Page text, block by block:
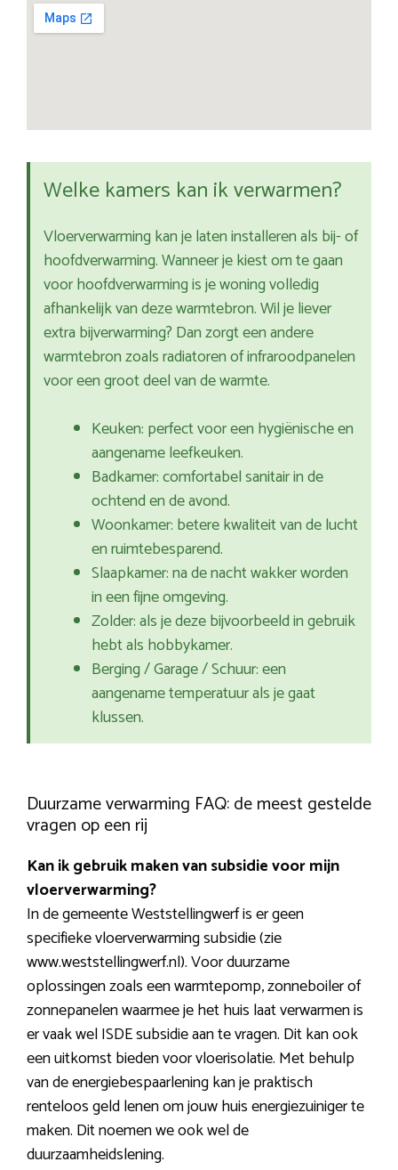
Welke kamers kan ik verwarmen?
Vloerverwarming kan je laten installeren als bij- of
hoofdverwarming. Wanneer je kiest om te gaan
voor hoofdverwarming is je woning volledig
afhankelijk van deze warmtebron. Wil je liever
extra bijverwarming? Dan zorgt een andere
warmtebron zoals radiatoren of infraroodpanelen
voor een groot deel van de warmte.
Keuken: perfect voor een hygiënische en
aangename leefkeuken.
Badkamer: comfortabel sanitair in de
ochtend en de avond.
Woonkamer: betere kwaliteit van de lucht
en ruimtebesparend.
Slaapkamer: na de nacht wakker worden
in een fijne omgeving.
Zolder: als je deze bijvoorbeeld in gebruik
hebt als hobbykamer.
Berging / Garage / Schuur: een
aangename temperatuur als je gaat
klussen.
Duurzame verwarming FAQ: de meest gestelde
vragen op een rij
Kan ik gebruik maken van subsidie voor mijn
vloerverwarming?
In de gemeente Weststellingwerf is er geen
specifieke vloerverwarming subsidie (zie
www.weststellingwerf.nl). Voor duurzame
oplossingen zoals een warmtepomp, zonneboiler of
zonnepanelen waarmee je het huis laat verwarmen is
er vaak wel ISDE subsidie aan te vragen. Dit kan ook
een uitkomst bieden voor vloerisolatie. Met behulp
van de energiebespaarlening kan je praktisch
renteloos geld lenen om jouw huis energiezuiniger te
maken. Dit noemen we ook wel de
duurzaamheidslening.